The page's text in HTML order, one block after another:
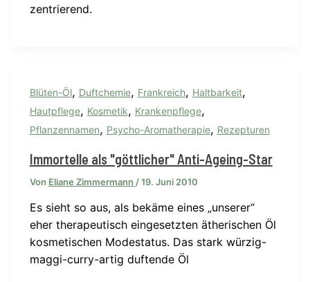
zentrierend.
Blüten-Öl, Duftchemie, Frankreich, Haltbarkeit,
Hautpflege, Kosmetik, Krankenpflege,
Pflanzennamen, Psycho-Aromatherapie, Rezepturen
Immortelle als "göttlicher" Anti-Ageing-Star
Von Eliane Zimmermann /19. Juni 2010
Es sieht so aus, als bekäme eines „unserer“
eher therapeutisch eingesetzten ätherischen Öl
kosmetischen Modestatus. Das stark würzig-
maggi-curry-artig duftende Öl